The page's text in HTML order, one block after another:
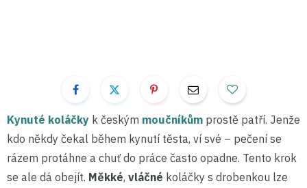
Kynuté koláčky k českým moučníkům prostě patří. Jenže
kdo někdy čekal během kynutí těsta, ví své – pečení se
rázem protáhne a chuť do práce často opadne. Tento krok
se ale dá obejít. Měkké, vláčné koláčky s drobenkou lze